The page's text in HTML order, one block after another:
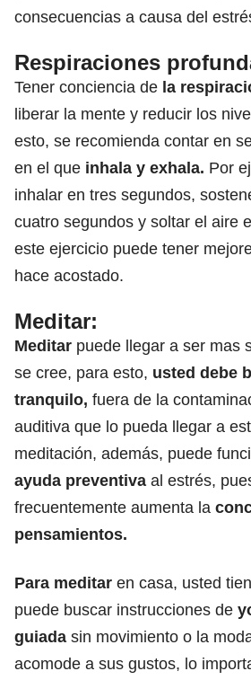
consecuencias a causa del
Respiraciones
Tener conciencia de la
liberar la mente y reducir los
esto, se recomienda contar en
en el que inhala y exhala. Por
inhalar en tres segundos,
cuatro segundos y soltar el aire
este ejercicio puede tener
hace acostado.
Meditar:
Meditar puede llegar a ser mas
se cree, para esto, usted debe
tranquilo, fuera de la
auditiva que lo pueda llegar a
meditación, además, puede
ayuda preventiva al estrés,
frecuentemente aumenta la
pensamientos.
Para meditar en casa, usted
puede buscar instrucciones de
guiada sin movimiento o la
acomode a sus gustos, lo